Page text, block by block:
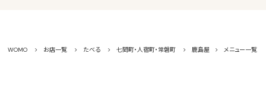
WOMO お店一覧 たべる 七間町・人宿町・常磐町 鹿島屋 メニュー一覧